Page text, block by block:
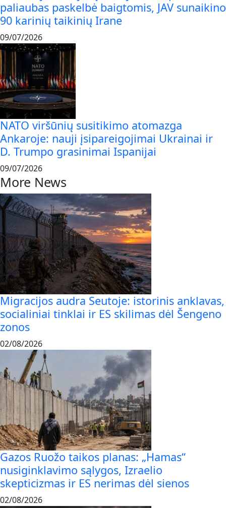
paliaubas paskelbė baigtomis, JAV sunaikino
90 karinių taikinių Irane
09/07/2026
NATO viršūnių susitikimo atomazga
Ankaroje: nauji įsipareigojimai Ukrainai ir
D. Trumpo grasinimai Ispanijai
09/07/2026
More News
Migracijos audra Seutoje: istorinis anklavas,
socialiniai tinklai ir ES skilimas dėl Šengeno
zonos
02/08/2026
Gazos Ruožo taikos planas: „Hamas“
nusiginklavimo sąlygos, Izraelio
skepticizmas ir ES nerimas dėl sienos
02/08/2026